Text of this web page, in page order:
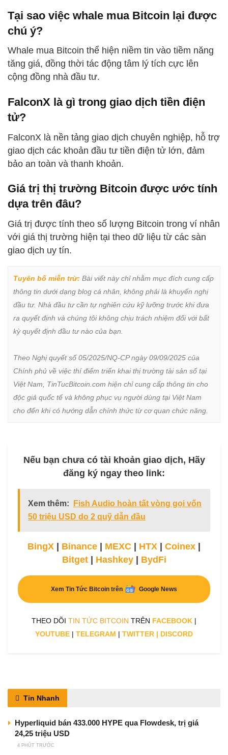
Tại sao việc whale mua Bitcoin lại được
chú ý?
Whale mua Bitcoin thể hiện niềm tin vào tiềm năng
tăng giá, đồng thời tác động tâm lý tích cực lên
cộng đồng nhà đầu tư.
FalconX là gì trong giao dịch tiền điện
tử?
FalconX là nền tảng giao dịch chuyên nghiệp, hỗ trợ
giao dịch các khoản đầu tư tiền điện tử lớn, đảm
bảo an toàn và thanh khoản.
Giá trị thị trường Bitcoin được ước tính
dựa trên đâu?
Giá trị được tính theo số lượng Bitcoin trong ví nhân
với giá thị trường hiện tại theo dữ liệu từ các sàn
giao dịch uy tín.
Tuyên bố miễn trừ: Bài viết này chỉ nhằm mục đích cung cấp
thông tin dưới dạng blog cá nhân, không phải là khuyến nghị
đầu tư. Nhà đầu tư cần tự nghiên cứu kỹ lưỡng trước khi đưa
ra quyết định và chúng tôi không chịu trách nhiệm đối với bất
kỳ quyết định đầu tư nào của bạn.
Theo Nghị quyết số 05/2025/NQ-CP ngày 09/09/2025 của
Chính phủ về việc thí điểm triển khai thị trường tài sản số tại
Việt Nam, TinTucBitcoin.com hiện chỉ cung cấp thông tin cho
độc giả quốc tế và không phục vụ người dùng tại Việt Nam
cho đến khi có hướng dẫn chính thức từ cơ quan chức năng.
Nếu bạn chưa có tài khoản giao dịch, Hãy
đăng ký ngay theo link:
Xem thêm:
Fish Audio hoàn tất vòng gọi vốn
50 triệu USD do 2 quỹ dẫn đầu
BingX Binance MEXC HTX Coinex
Bitget| Hashkey| BydFi
Xem Tin Tức Bitcoin trên Google News
THEO DÕI TIN TỨC BITCOIN TRÊN FACEBOOK |
YOUTUBE | TELEGRAM | TWITTER | DISCORD
Tin Nhanh
Hyperliquid bán 433.000 HYPE qua Flowdesk, trị giá
24,25 triệu USD
4 PHÚT TRƯỚC